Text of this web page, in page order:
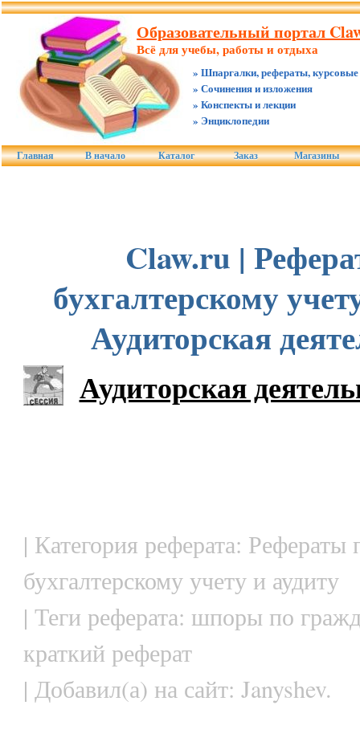
Образовательный портал
Всё для учебы, работы и отдыха
» Шпаргалки, рефераты, курсовые
» Сочинения и изложения
» Конспекты и лекции
» Энциклопедии
Главная В начало Каталог Заказ Магазины
Claw.ru |
бухгалтерскому
Аудиторская
Аудиторская
| Категория реферата: Рефераты
бухгалтерскому учету и аудиту
| Теги реферата: шпоры по
краткий реферат
| Добавил(а) на сайт: Janyshev.